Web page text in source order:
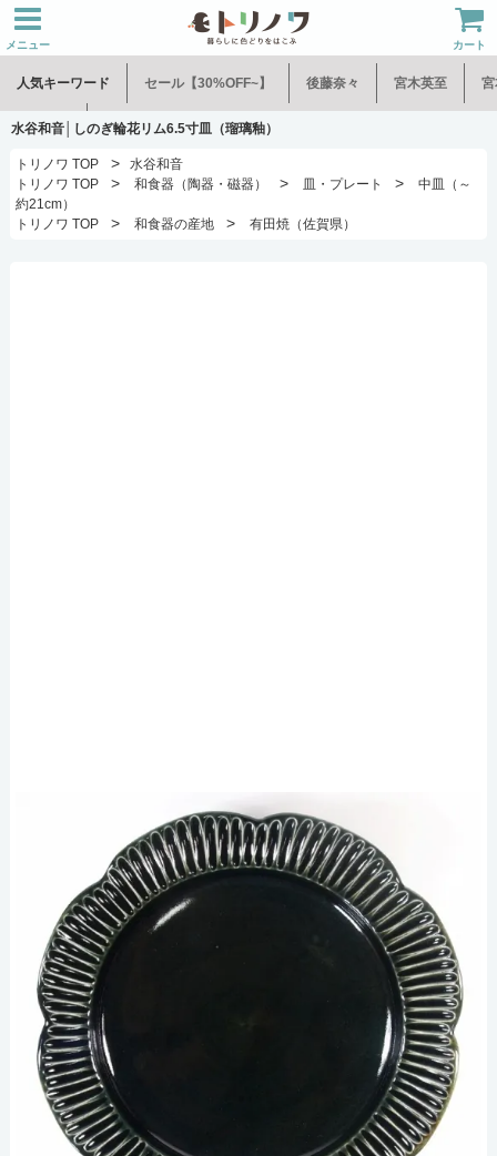
メニュー カート
人気キーワード セール【30%OFF~】 後藤奈々 宮木英至 宮
水谷和音 児玉修治
水谷和音│しのぎ輪花リム6.5寸皿（瑠璃釉）
トリノワ TOP >
水谷和音
トリノワ TOP
> 和食器（陶器・磁器） > 皿・プレート >
中皿（～
約21cm）
トリノワ TOP
> 和食器の産地 > 有田焼（佐賀県）